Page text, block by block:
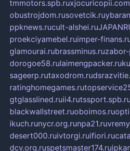
tmmotors.spb.ruxjocuricopii.com
obustrojdom.rusovetcik.ru
ppknews.rucult-alshei.ru
proekciyamebel.ruimper-
glamourai.rubrassminus.ru
dorogoe58.rulaimengpacker.ru
sageerp.rutaxodrom.ru
ratinghomegames.ru
gtglasslined.ruii4.rutssport.spb.ru
blackwallstreet.ruoboimos.ru
ikuch.runycr.org.runpa21.ru
desert000.ruivtorgi.ruifiori.ru
dcv.org.ruspetsmaster174.ru